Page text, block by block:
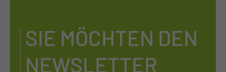
SIE MÖCHTEN DEN
NEWSLETTER